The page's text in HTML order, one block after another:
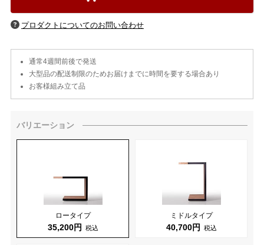
通常4週間前後で発送
大型品の配送制限のためお届けまでに時間を要する場合あり
お客様組み立て品
バリエーション
ロータイプ
35,200円 税込
ミドルタイプ
40,700円 税込